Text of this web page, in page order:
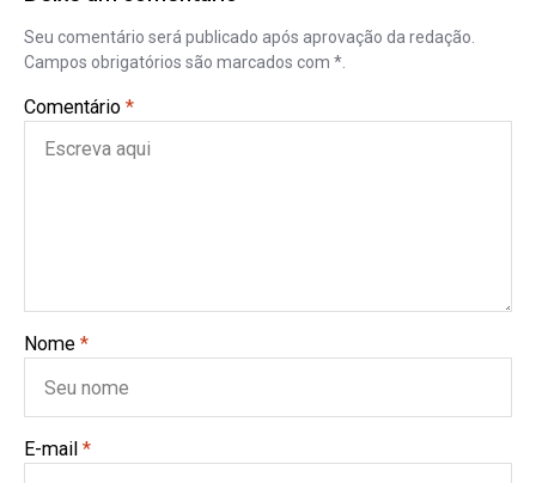
Seu comentário será publicado após aprovação da redação.
Campos obrigatórios são marcados com *.
Comentário *
Nome *
E-mail *